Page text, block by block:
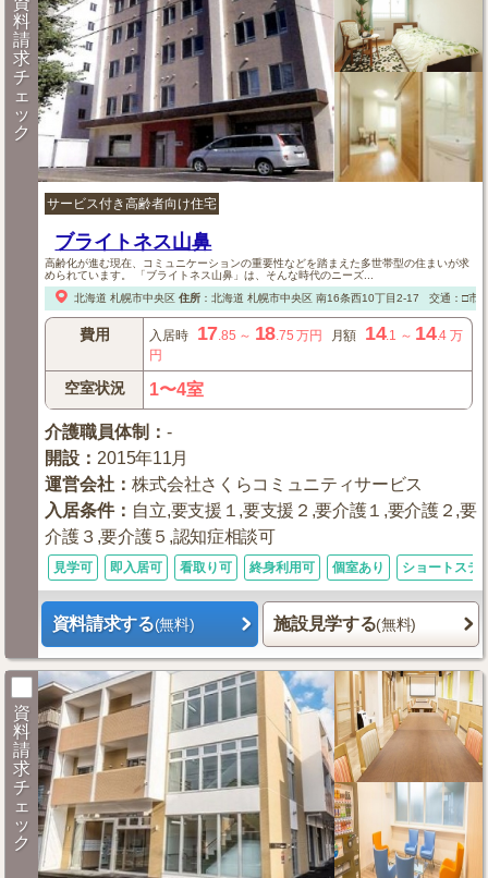
料
請
求
チ
ェ
ッ
ク
サービス付き高齢者向け住宅
ブライトネス山鼻
高齢化が進む現在、コミュニケーションの重要性などを踏まえた多世帯型の住まいが求
められています。 「ブライトネス山鼻」は、そんな時代のニーズ...
北海道 札幌市中央区 住所： 北海道 札幌市中央区南16条西10丁目2-17 交通：□市
費用 入居時 17.85 ～ 18.75 万円 月額 14.1 ～ 14.4 万
円
空室状況 1〜4室
介護職員体制 ：-
開設 ： 2015年11月
運営会社 ：株式会社さくらコミュニティサービス
入居条件： 自立,要支援１,要支援２,要介護１,要介護２,要
介護３,要介護５,認知症相談可
見学可 即入居可 看取り可 終身利用可 個室あり ショートステ
資料請求する(無料) 施設見学する(無料)
資
料
請
求
チ
ェ
ッ
ク